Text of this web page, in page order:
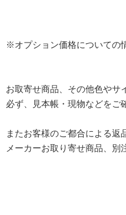
※オプション価格についての
お取寄せ商品、その他色やサ
必ず、見本帳・現物などをご
またお客様のご都合による返
メーカーお取り寄せ商品、別